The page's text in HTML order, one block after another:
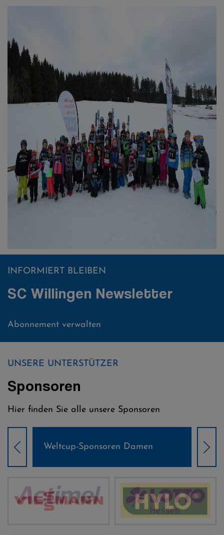
INFORMIERT BLEIBEN
SC Willingen Newsletter
Abonnement verwalten
UNSERE UNTERSTÜTZER
Sponsoren
Hier finden Sie alle unsere Sponsoren
Weltcup-Sponsoren Damen